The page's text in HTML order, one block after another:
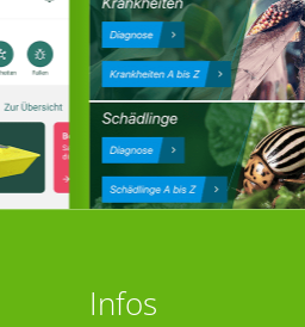
Infos